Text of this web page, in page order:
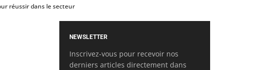
réussir dans le secteur
NEWSLETTER
Inscrivez-vous pour recevoir nos
derniers articles directement dans